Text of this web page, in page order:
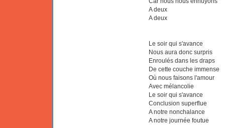
A deux
A deux
Le soir qui s'avance
Nous aura donc surpris
Enroulés dans les draps
De cette couche immense
Où nous faisons l'amour
Avec mélancolie
Le soir qui s'avance
Conclusion superflue
A notre nonchalance
A notre journée foutue